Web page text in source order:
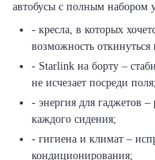
автобусы с полным набором
- кресла, в которых
возможность откинуться
- Starlink на борту –
не исчезает посреди поля;
- энергия для гаджетов
каждого сидения;
- гигиена и климат –
кондиционирования;